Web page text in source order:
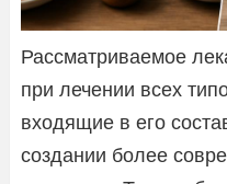
Рассматриваемое
при лечении всех
входящие в его
создании более